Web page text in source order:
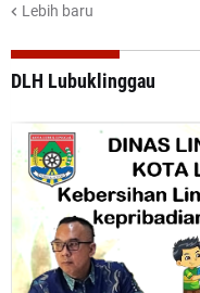
Lebih baru
DLH Lubuklinggau